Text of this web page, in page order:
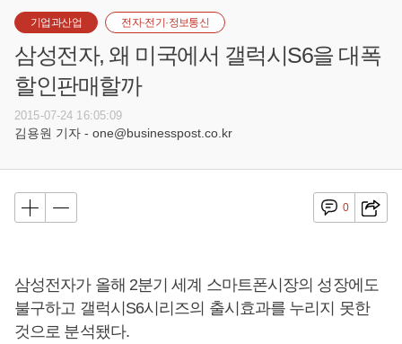
기업과산업 전자·전기·정보통신
삼성전자, 왜 미국에서 갤럭시S6을 대폭
할인판매할까
2015-07-24 16:05:09
김용원 기자 - one@businesspost.co.kr
0
삼성전자가 올해 2분기 세계 스마트폰시장의 성장에도
불구하고 갤럭시S6시리즈의 출시효과를 누리지 못한
것으로 분석됐다.